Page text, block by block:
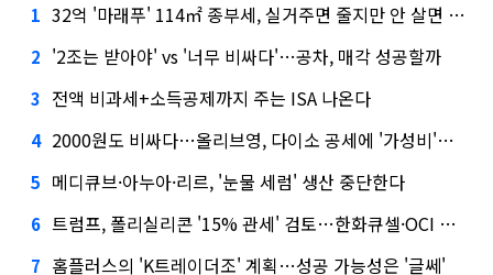
1 32억 '마래푸' 114㎡ 종부세, 실거주면 줄지만 안 살면 2.5배
2 '2조는 받아야' vs '너무 비싸다'…공차, 매각 성공할까
3 전액 비과세+소득공제까지 주는 ISA 나온다
4 2000원도 비싸다…올리브영, 다이소 공세에 '가성비'로 맞불
5 메디큐브·아누아·리르, '눈물 세럼' 생산 중단한다
6 트럼프, 폴리실리콘 '15% 관세' 검토…한화큐셀·OCI 영향은?
7 홈플러스의 'K트레이더조' 계획…성공 가능성은 '글쎄'